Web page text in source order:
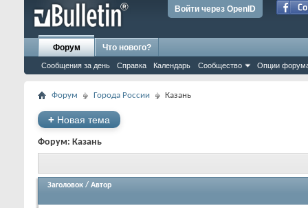
Войти через OpenID
Форум
Сообщения за день Справка Календарь Сообщество Опции
Что нового?
Форум Города России Казань
+ Новая тема
Форум: Казань
Заголовок / Автор